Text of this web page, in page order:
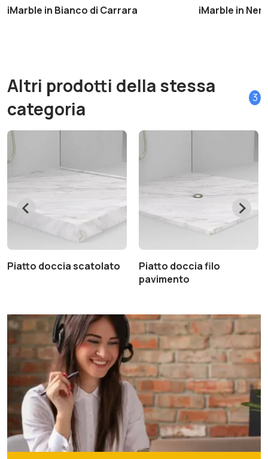
iMarble in Bianco di Carrara iMarble in
Altri prodotti della stessa
categoria
3
Piatto doccia scatolato
Piatto doccia filo
pavimento